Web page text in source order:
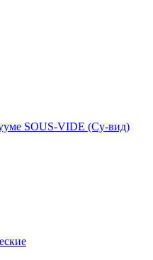
SOUS-VIDE (Су-вид)